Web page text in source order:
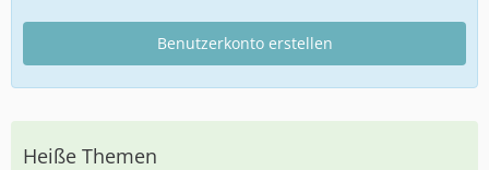
Benutzerkonto erstellen
Heiße Themen